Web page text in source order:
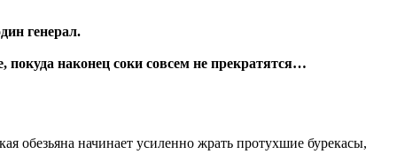
генерал.
покуда наконец соки совсем не прекратятся…
обезьяна начинает усиленно жрать протухшие бурекасы,